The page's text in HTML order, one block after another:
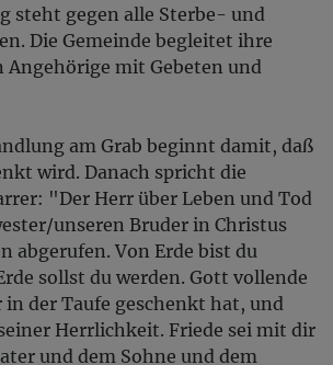
steht gegen alle Sterbe- und
Die Gemeinde begleitet ihre
Angehörige mit Gebeten und
am Grab beginnt damit, daß
wird. Danach spricht die
"Der Herr über Leben und Tod
unseren Bruder in Christus
abgerufen. Von Erde bist du
sollst du werden. Gott vollende
in der Taufe geschenkt hat, und
Herrlichkeit. Friede sei mit dir
und dem Sohne und dem